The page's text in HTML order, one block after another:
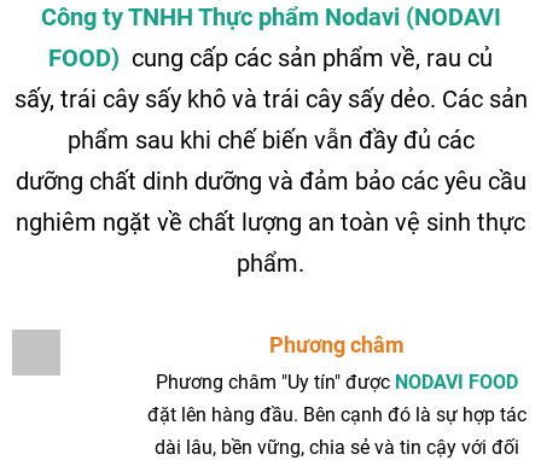
Công ty TNHH Thực phẩm Nodavi (NODAVI
FOOD) cung cấp các sản phẩm về, rau củ
sấy, trái cây sấy khô và trái cây sấy dẻo. Các sản
phẩm sau khi chế biến vẫn đầy đủ các
dưỡng chất dinh dưỡng và đảm bảo các yêu cầu
nghiêm ngặt về chất lượng an toàn vệ sinh thực
phẩm.
Phương châm
Phương châm "Uy tín" được NODAVI FOOD
đặt lên hàng đầu. Bên cạnh đó là sự hợp tác
dài lâu, bền vững, chia sẻ và tin cậy với đối